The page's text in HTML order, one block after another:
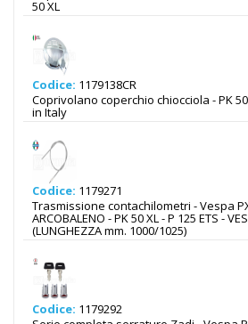
50 XL
Codice: 1179138CR
Coprivolano coperchio chiocciola - PK
in Italy
Codice: 1179271
Trasmissione contachilometri - Vespa PX
ARCOBALENO - PK 50 XL - P 125 ETS -
(LUNGHEZZA mm. 1000/1025)
Codice: 1179292